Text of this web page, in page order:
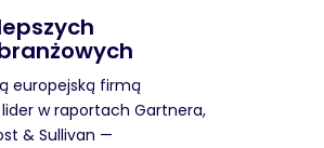
europejską firmą
w raportach Gartnera,
& Sullivan —